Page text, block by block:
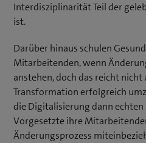
Interdisziplinarität Teil der
ist.
Darüber hinaus schulen
Mitarbeitenden, wenn
anstehen, doch das reicht
Transformation erfolgreich
die Digitalisierung dann
Vorgesetzte ihre
Änderungsprozess